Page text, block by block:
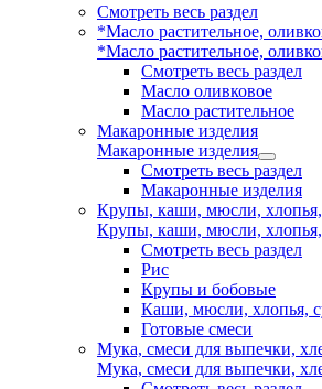
Смотреть весь раздел
*Масло растительное,
*Масло растительное,
Смотреть весь раздел
Масло оливковое
Масло растительное
Макаронные изделия
Макаронные изделия
Смотреть весь раздел
Макаронные изделия
Крупы, каши, мюсли, хлопья,
Крупы, каши, мюсли, хлопья,
Смотреть весь раздел
Рис
Крупы и бобовые
Каши, мюсли, хлопья,
Готовые смеси
Мука, смеси для выпечки,
Мука, смеси для выпечки,